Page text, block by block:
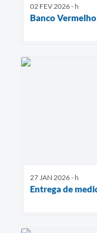
02 FEV 2026 - h
Banco Vermelho
27 JAN 2026 - h
Entrega de